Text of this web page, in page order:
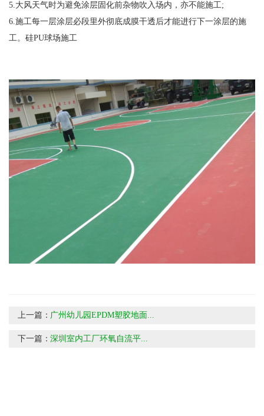
5.大风天气时为避免涂层固化前杂物吹入场内，亦不能施工;
6.施工每一层涂层必段里外彻底成膜干透后才能进行下一涂层的施
工。硅PU球场施工
上一篇： 广州幼儿园EPDM塑胶地面...
下一篇：深圳室内工厂环氧自流平...